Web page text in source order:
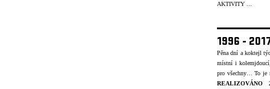
AKTIVITY ...
1996 -
Pěna dní a koktejl
místní i
pro všechny… To je
REALIZOVÁNO